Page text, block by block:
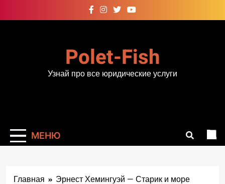
к
Polet-Fish
Узнай про все юридические услуги
МЕНЮ
Главная Эрнест Хемингуэй — Старик и море